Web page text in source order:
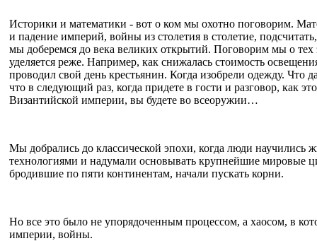
Историки и математики - вот о ком мы охотно поговорим.
и падение империй, войны из столетия в столетие,
мы доберемся до века великих открытий. Поговорим мы о
уделяется реже. Например, как снижалась стоимость
проводил свой день крестьянин. Когда изобрели одежду. Что
что в следующий раз, когда придете в гости и разговор, как
Византийской империи, вы будете во всеоружии…
Мы добрались до классической эпохи, когда люди научились
технологиями и надумали основывать крупнейшие мировые
бродившие по пяти континентам, начали пускать корни.
Но все это было не упорядоченным процессом, а хаосом, в
империи, войны.